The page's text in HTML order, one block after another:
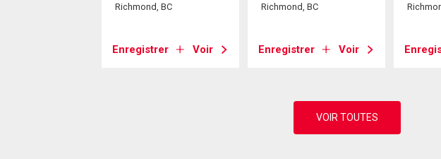
Richmond, BC
Enregistrer Voir
Richmond, BC
Enregistrer Voir